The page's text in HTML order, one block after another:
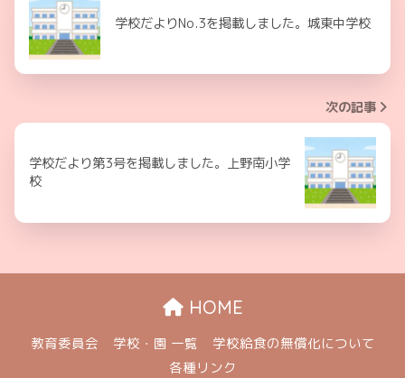
学校だよりNo.3を掲載しました。城東中学校
次の記事
学校だより第3号を掲載しました。上野南小学
校
HOME
教育委員会 学校・園 一覧
学校給食の無償化について
各種リンク